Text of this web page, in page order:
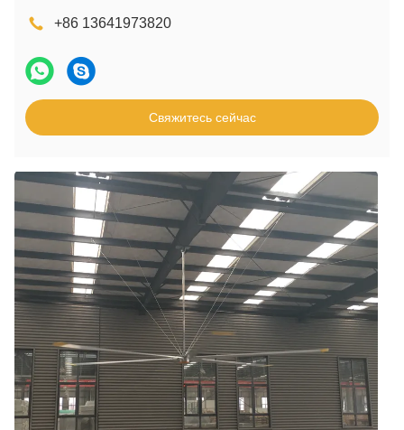
+86 13641973820
Свяжитесь сейчас